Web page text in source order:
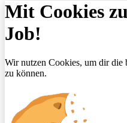
Mit Cookies
Job!
Wir nutzen Cookies, um dir die
zu können.